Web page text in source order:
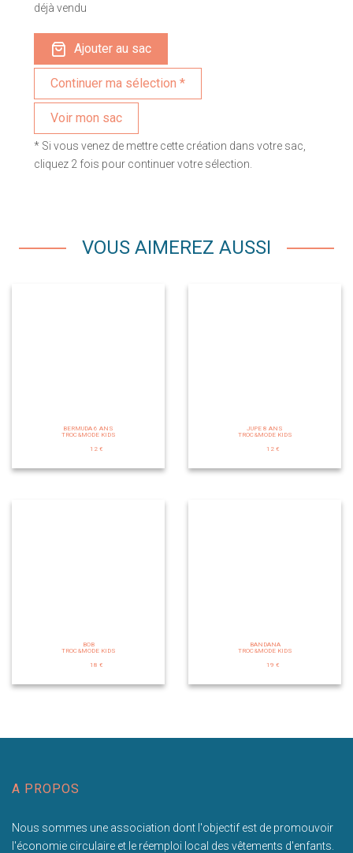
déjà vendu
Ajouter au sac
Voir mon sac
* Si vous venez de mettre cette création dans votre sac,
cliquez 2 fois pour continuer votre sélection.
VOUS AIMEREZ AUSSI
BERMUDA 6 ANS
TROC&MODE KIDS
12 €
JUPE 8 ANS
TROC&MODE KIDS
12 €
BOB
TROC&MODE KIDS
18 €
BANDANA
TROC&MODE KIDS
19 €
A PROPOS
Nous sommes une association dont l'objectif est de promouvoir
l'économie circulaire et le réemploi local des vêtements d'enfants.